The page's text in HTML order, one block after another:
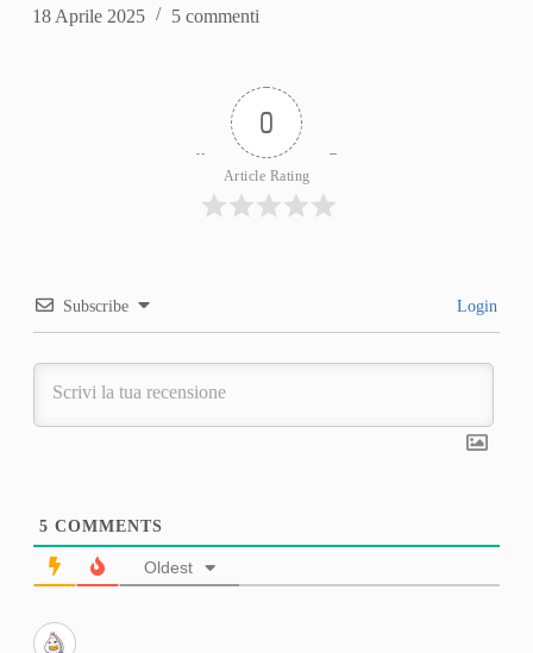
18 Aprile 2025
5 commenti
0
Article Rating
Subscribe Login
5 COMMENTS
Oldest